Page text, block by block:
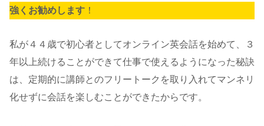
強くお勧めします ！
私が４４歳で初心者としてオンライン英会話を始めて、３
年以上続けることができて仕事で使えるようになった秘訣
は、定期的に講師とのフリートークを取り入れてマンネリ
化せずに会話を楽しむことができたからです。